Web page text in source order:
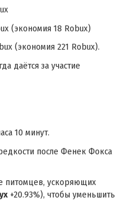
(экономия 18 Robux)
(экономия 221 Robux).
даётся за участие
10 минут.
после Фенек Фокса
питомцев, ускоряющих
+20.93%), чтобы уменьшить